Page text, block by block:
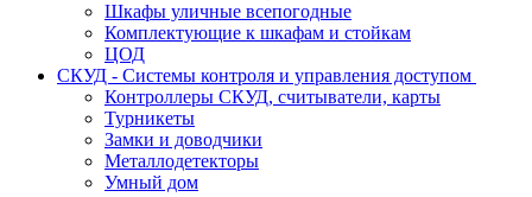
Шкафы уличные всепогодные
Комплектующие к шкафам и стойкам
ЦОД
СКУД - Системы контроля и управления доступом
Контроллеры СКУД, считыватели, карты
Турникеты
Замки и доводчики
Металлодетекторы
Умный дом